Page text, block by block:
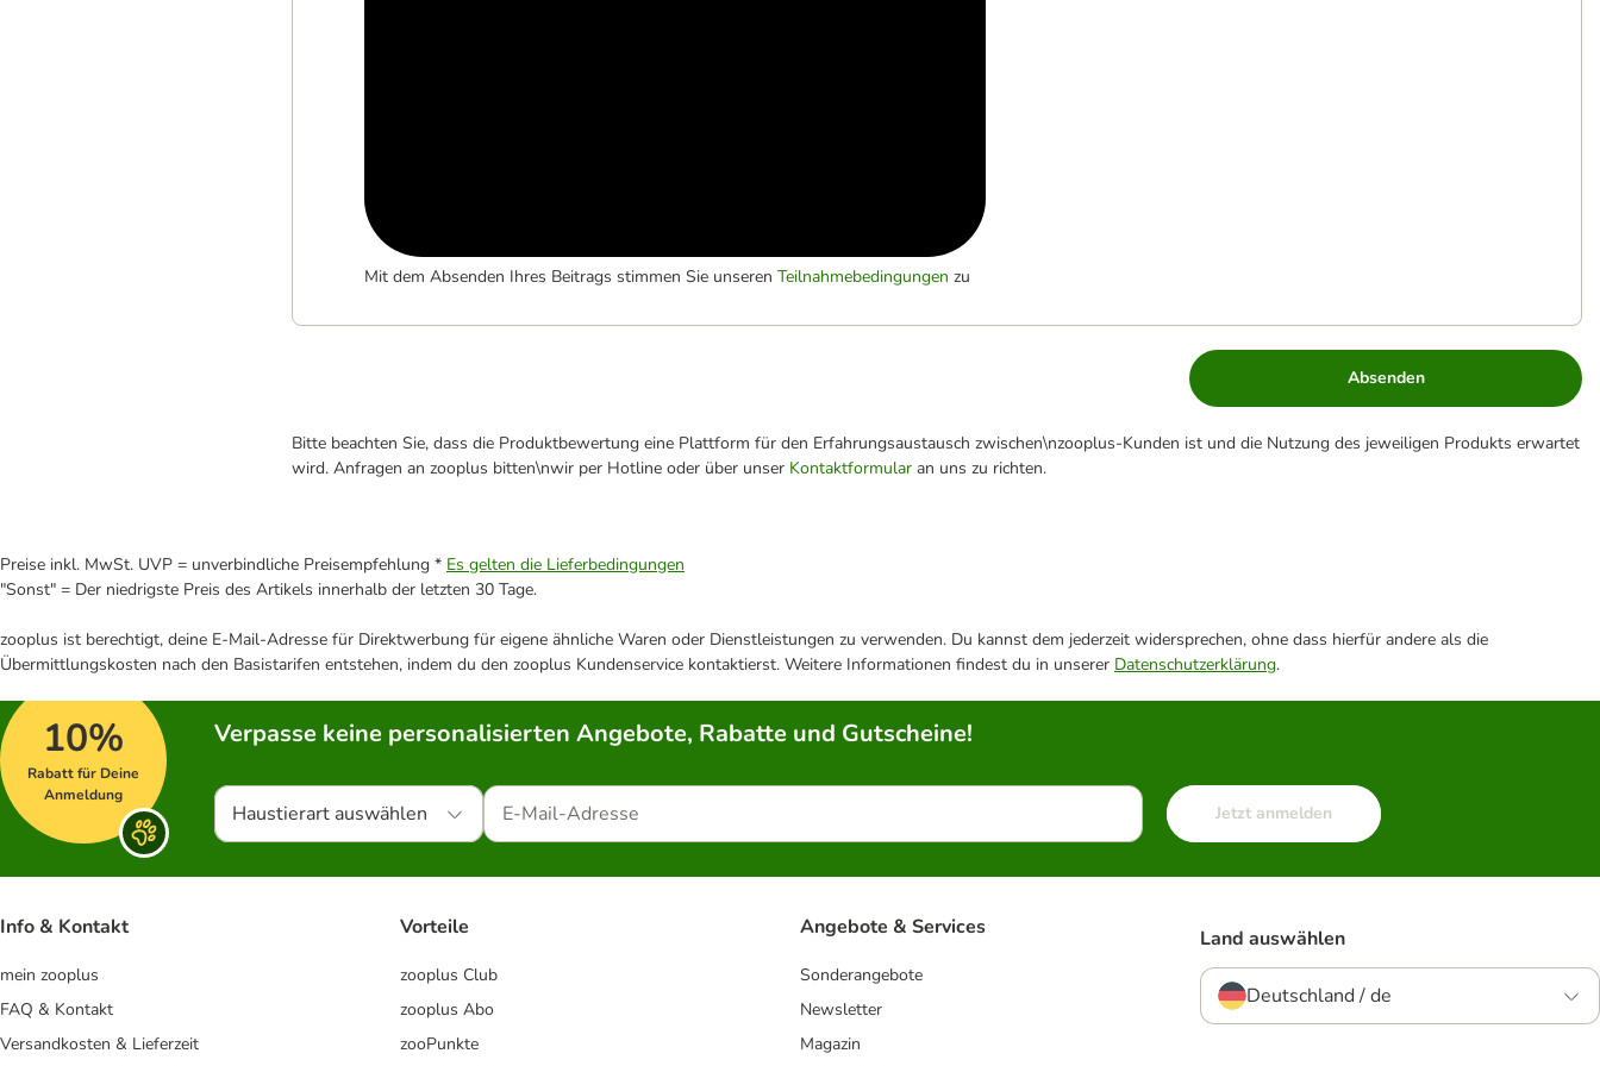
Mit dem Absenden Ihres Beitrags stimmen Sie unseren Teilnahmebedingungen zu
Absenden
Bitte beachten Sie, dass die Produktbewertung eine Plattform für den Erfahrungsaustausch zwischen\nzooplus-Kunden ist und die Nutzung des jeweiligen Produkts erwartet
wird. Anfragen an zooplus bitten\nwir per Hotline oder über unser Kontaktformular an uns zu richten.
Preise inkl. MwSt. UVP = unverbindliche Preisempfehlung * Es gelten die Lieferbedingungen
"Sonst" = Der niedrigste Preis des Artikels innerhalb der letzten 30 Tage.
zooplus ist berechtigt, deine E-Mail-Adresse für Direktwerbung für eigene ähnliche Waren oder Dienstleistungen zu verwenden. Du kannst dem jederzeit widersprechen, ohne dass hierfür andere als die
Übermittlungskosten nach den Basistarifen entstehen, indem du den zooplus Kundenservice kontaktierst. Weitere Informationen findest du in unserer Datenschutzerklärung.
10%
Rabatt für Deine
Anmeldung
Verpasse keine personalisierten Angebote, Rabatte und Gutscheine!
Haustierart auswählen Jetzt anmelden
Info & Kontakt
mein zooplus
FAQ & Kontakt
Versandkosten & Lieferzeit
Vorteile
zooplus Club
zooplus Abo
zooPunkte
Angebote & Services
Sonderangebote
Newsletter
Magazin
Land auswählen
Deutschland / de